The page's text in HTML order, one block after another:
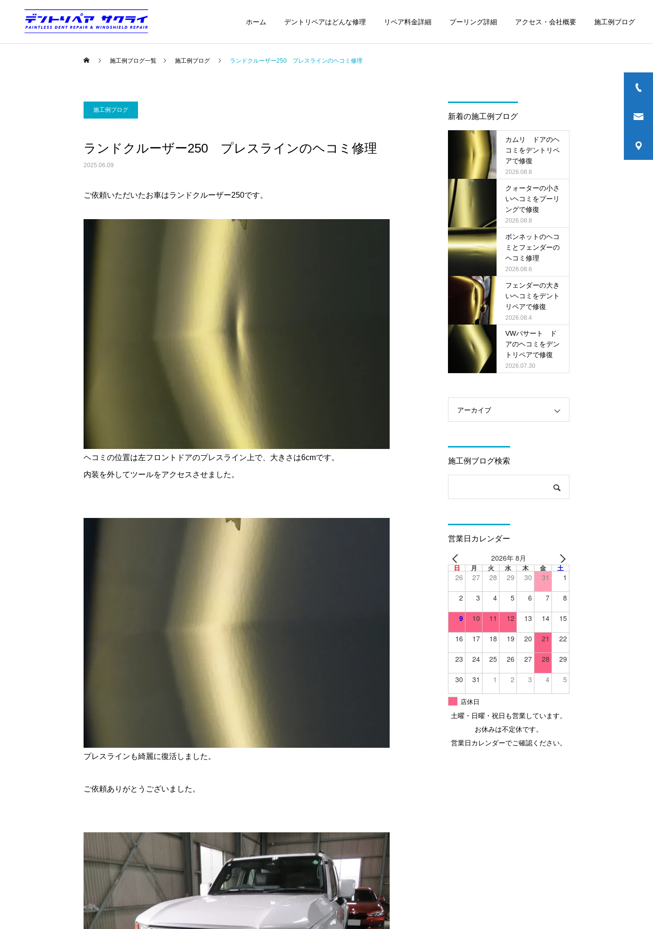
ホーム デントリペアはどんな修理 リペア料金詳細 プーリング詳細 アクセス・会社概要 施工例ブログ
施工例ブログ一覧 施工例ブログ ランドクルーザー250 プレスラインのヘコミ修理
施工例ブログ
ランドクルーザー250 プレスラインのヘコミ修理
2025.06.09
ご依頼いただいたお車はランドクルーザー250です。
ヘコミの位置は左フロントドアのプレスライン上で、大きさは6cmです。
内装を外してツールをアクセスさせました。
プレスラインも綺麗に復活しました。
ご依頼ありがとうございました。
新着の施工例ブログ
カムリ ドアのヘ
コミをデントリペ
アで修復
2026.08.8
クォーターの小さ
いヘコミをプーリ
ングで修復
2026.08.8
ボンネットのヘコ
ミとフェンダーの
ヘコミ修理
2026.08.6
フェンダーの大き
いヘコミをデント
リペアで修復
2026.08.4
VWパサート ド
アのヘコミをデン
トリペアで修復
2026.07.30
アーカイブ
施工例ブログ検索
営業日カレンダー
2026年 8月
日 月 火 水 木 金 土
26 27 28 29 30 31 1
2 3 4 5 6 7 8
9 10 11 12 13 14 15
16 17 18 19 20 21 22
23 24 25 26 27 28 29
30 31 1 2 3 4 5
店休日
土曜・日曜・祝日も営業しています。
お休みは不定休です。
営業日カレンダーでご確認ください。